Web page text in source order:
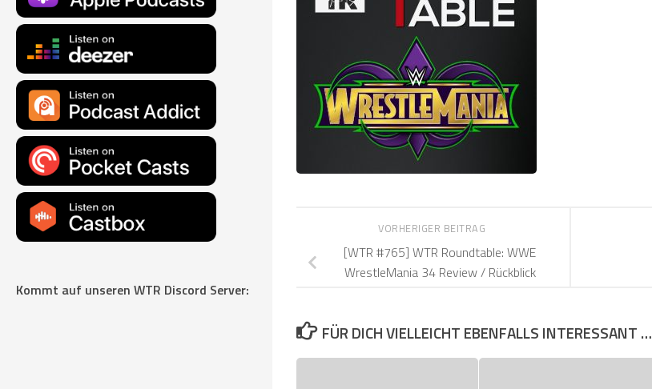
VORHERIGER BEITRAG
[WTR #765] WTR Roundtable: WWE
WrestleMania 34 Review / Rückblick
FÜR DICH VIELLEICHT EBENFALLS INTERESSANT …
Kommt auf unseren WTR Discord Server: